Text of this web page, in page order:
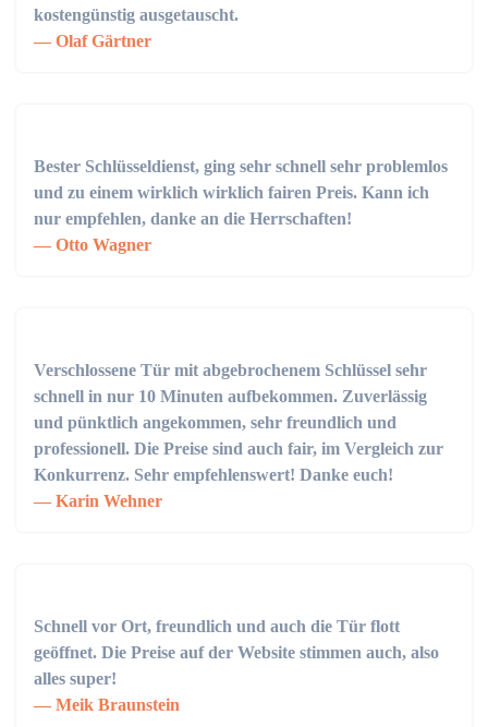
kostengünstig ausgetauscht.
Olaf Gärtner
Bester Schlüsseldienst, ging sehr schnell sehr problemlos
und zu einem wirklich wirklich fairen Preis. Kann ich
nur empfehlen, danke an die Herrschaften!
Otto Wagner
Verschlossene Tür mit abgebrochenem Schlüssel sehr
schnell in nur 10 Minuten aufbekommen. Zuverlässig
und pünktlich angekommen, sehr freundlich und
professionell. Die Preise sind auch fair, im Vergleich zur
Konkurrenz. Sehr empfehlenswert! Danke euch!
Karin Wehner
Schnell vor Ort, freundlich und auch die Tür flott
geöffnet. Die Preise auf der Website stimmen auch, also
alles super!
Meik Braunstein